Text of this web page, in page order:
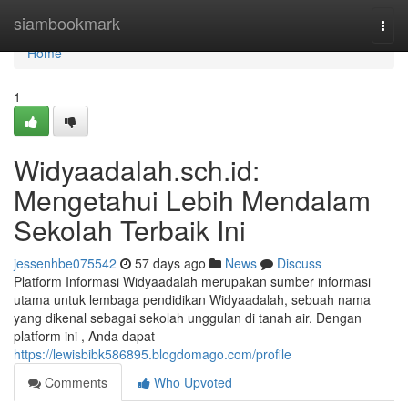
siambookmark
Home
Home
1
Widyaadalah.sch.id:
Mengetahui Lebih Mendalam
Sekolah Terbaik Ini
jessenhbe075542 57 days ago News
Discuss
Platform Informasi Widyaadalah merupakan sumber informasi
utama untuk lembaga pendidikan Widyaadalah, sebuah nama
yang dikenal sebagai sekolah unggulan di tanah air. Dengan
platform ini , Anda dapat
https://lewisbibk586895.blogdomago.com/profile
Comments
Who Upvoted